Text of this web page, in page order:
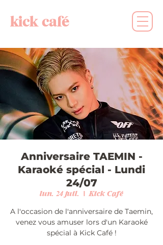
kick café
Anniversaire TAEMIN -
Karaoké spécial - Lundi
24/07
lun. 24 juil.
  |
Kick Café
A l'occasion de l'anniversaire de Taemin,
venez vous amuser lors d'un Karaoké
spécial à Kick Café !